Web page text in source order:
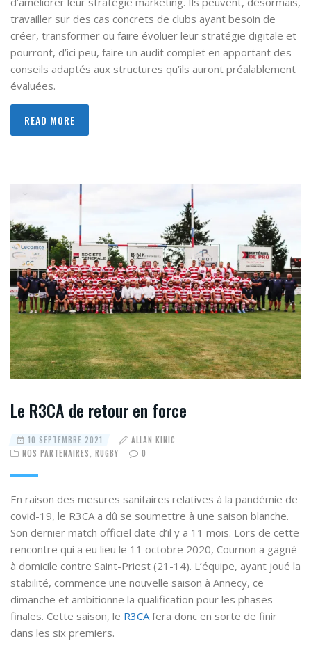
travailler sur des cas concrets de clubs ayant besoin de
créer, transformer ou faire évoluer leur stratégie digitale et
pourront, d’ici peu, faire un audit complet en apportant des
conseils adaptés aux structures qu’ils auront préalablement
évaluées.
READ MORE
Le R3CA de retour en force
10 SEPTEMBRE 2021
ALLAN KINIC
NOS PARTENAIRES
RUGBY 0
En raison des mesures sanitaires relatives à la pandémie de
covid-19, le R3CA a dû se soumettre à une saison blanche.
Son dernier match officiel date d’il y a 11 mois. Lors de cette
rencontre qui a eu lieu le 11 octobre 2020, Cournon a gagné
à domicile contre Saint-Priest (21-14). L’équipe, ayant joué la
stabilité, commence une nouvelle saison à Annecy, ce
dimanche et ambitionne la qualification pour les phases
finales. Cette saison, le R3CA fera donc en sorte de finir
dans les six premiers.